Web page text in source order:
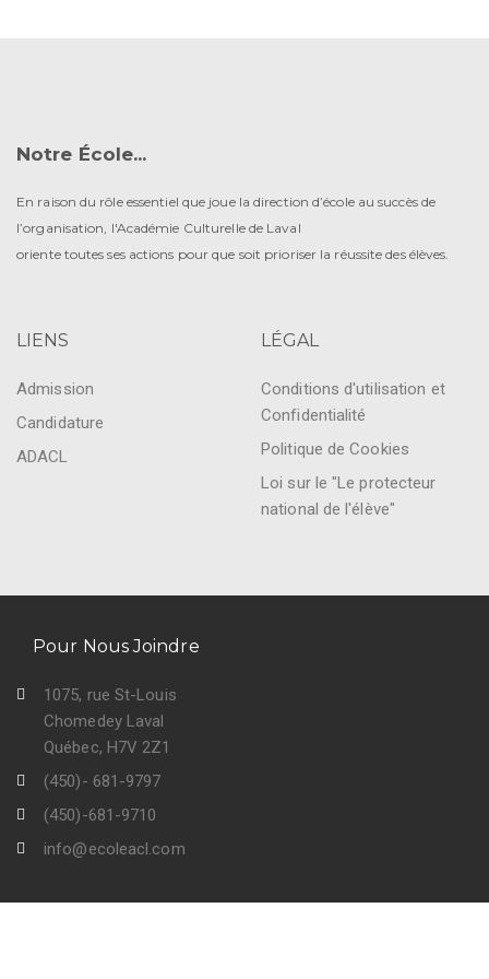
Notre École...
En raison du rôle essentiel que joue la direction d’école au succès de
l’organisation, l'Académie Culturelle de Laval
oriente toutes ses actions pour que soit prioriser la réussite des élèves.
LIENS
Admission
Candidature
ADACL
LÉGAL
Conditions d'utilisation et
Confidentialité
Politique de Cookies
Loi sur le "Le protecteur
national de l'élève"
Pour Nous Joindre
1075, rue St-Louis
Chomedey Laval
Québec, H7V 2Z1
(450)- 681-9797
(450)-681-9710
info@ecoleacl.com